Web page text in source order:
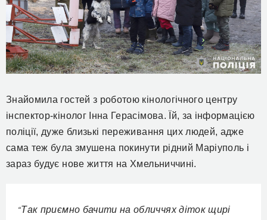
Знайомила гостей з роботою кінологічного центру
інспектор-кінолог Інна Герасімова. Їй, за інформацією
поліції, дуже близькі переживання цих людей, адже
сама теж була змушена покинути рідний Маріуполь і
зараз будує нове життя на Хмельниччині.
“Так приємно бачити на обличчях діток щирі